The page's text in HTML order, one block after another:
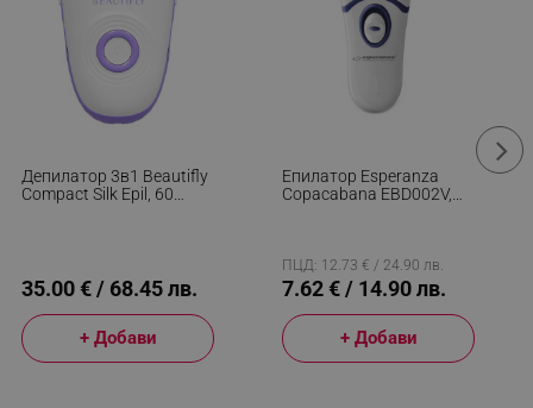
Депилатор 3в1 Beautifly
Compact Silk Epil, 60
35.00 € / 68.45 лв.
+ Добави
Епилатор Esperanza
Copacabana EBD002V,
ПЦД: 12.73 € / 24.90 лв.
7.62 € / 14.90 лв.
+ Добави